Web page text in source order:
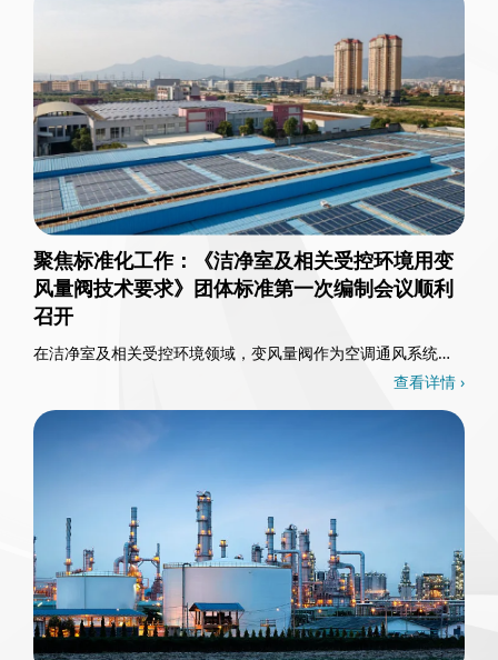
聚焦标准化工作：《洁净室及相关受控环境用变
风量阀技术要求》团体标准第一次编制会议顺利
召开
在洁净室及相关受控环境领域，变风量阀作为空调通风系统的
核心控制部件，其重要性不言而喻。3月26日，一……查看详情 ›